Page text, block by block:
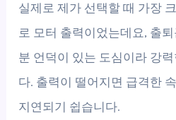
실제로 제가 선택할 때 가장
로 모터 출력이었는데요, 출
분 언덕이 있는 도심이라 강
다. 출력이 떨어지면 급격한
지연되기 쉽습니다.